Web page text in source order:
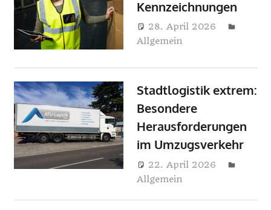
l
i
e
Kennzeichnungen
28. April 2026
Allgemein
Stadtlogistik extrem:
Besondere
Herausforderungen
im Umzugsverkehr
22. April 2026
Allgemein